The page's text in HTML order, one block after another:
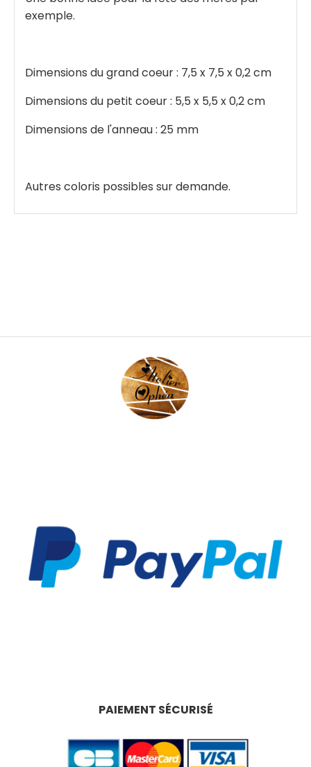
exemple.
Dimensions du grand coeur : 7,5 x 7,5 x 0,2 cm
Dimensions du petit coeur : 5,5 x 5,5 x 0,2 cm
Dimensions de l'anneau : 25 mm
Autres coloris possibles sur demande.
PAIEMENT SÉCURISÉ